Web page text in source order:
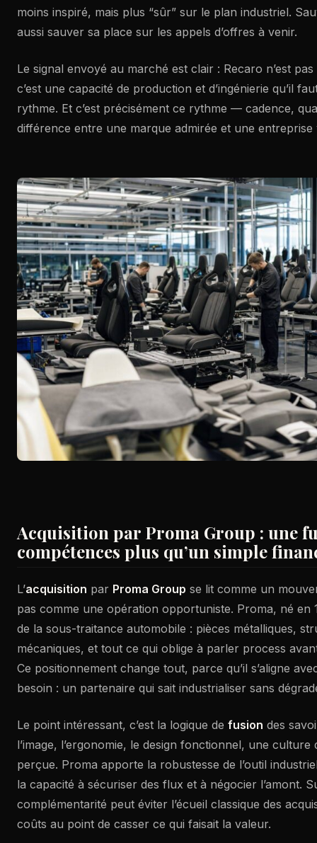
moins inspiré, mais plus “sûr” sur le plan industriel.
aussi sauver sa place sur les appels d’offres à venir.
Le signal envoyé au marché est clair : Recaro n’est
c’est une capacité de production et d’ingénierie qu’il
rythme. Et c’est précisément ce rythme — cadence,
différence entre une marque admirée et une entreprise
Acquisition par Proma Group : une
compétences plus qu’un simple
L’acquisition par Proma Group se lit comme un
pas comme une opération opportuniste. Proma, né en
de la sous-traitance automobile : pièces métalliques,
mécaniques, et tout ce qui oblige à parler process
Ce positionnement change tout, parce qu’il s’aligne
besoin : un partenaire qui sait industrialiser sans
Le point intéressant, c’est la logique de fusion des
l’image, l’ergonomie, le design fonctionnel, une
perçue. Proma apporte la robustesse de l’outil
la capacité à sécuriser des flux et à négocier l’amont.
complémentarité peut éviter l’écueil classique des
coûts au point de casser ce qui faisait la valeur.